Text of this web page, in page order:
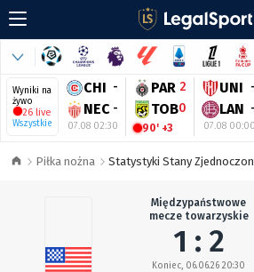
Wyniki na
żywo
26 live
Wszystkie
CHI -
NEC -
07.08 02:30
PAR 2
TOB0
90' +3
UNI -
LAN -
07.08 00:00
Piłka nożna Statystyki Stany
Międzypaństwowe
mecze towarzyskie
1 : 2
Koniec, 06.06.26 20:30